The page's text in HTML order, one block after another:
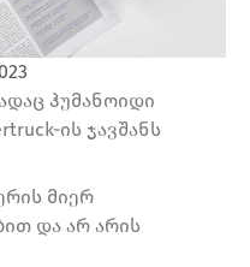
ჰუმანოიდი
ის ჯავშანს
მიერ
და არ არის